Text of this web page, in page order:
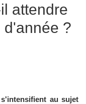
attendre
d'année ?
au sujet